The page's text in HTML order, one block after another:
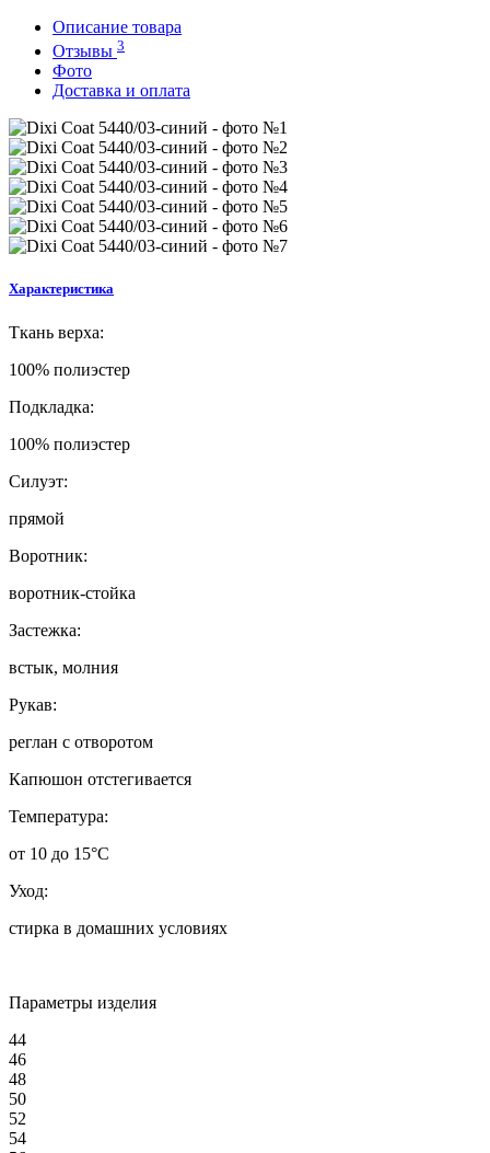
Описание товара
Отзывы 3
Фото
Доставка и оплата
Характеристика
Ткань верха:
100% полиэстер
Подкладка:
100% полиэстер
Силуэт:
прямой
Воротник:
воротник-стойка
Застежка:
встык, молния
Рукав:
реглан с отворотом
Капюшон отстегивается
Температура:
от 10 до 15°C
Уход:
стирка в домашних условиях
Параметры изделия
44
46
48
50
52
54